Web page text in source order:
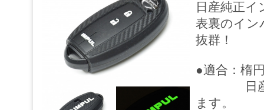
日産純正
表裏のイン
抜群！
●適合：楕
日産ロゴ
ます。